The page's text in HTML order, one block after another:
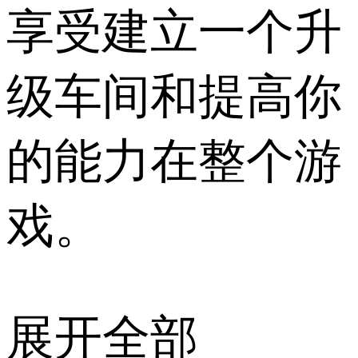
享受建立一个升
级车间和提高你
的能力在整个游
戏。
展开全部